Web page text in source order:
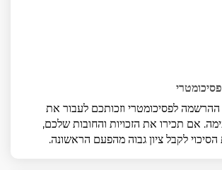
לפסיכומטרי וזכותכם לעבור את
אם תכירו את הזכויות והחובות שלכם,
לקבל ציון גבוה מהפעם הראשונה.